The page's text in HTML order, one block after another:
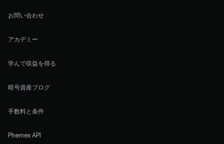
お問い合わせ
アカデミー
学んで収益を得る
暗号資産ブログ
手数料と条件
Phemex API